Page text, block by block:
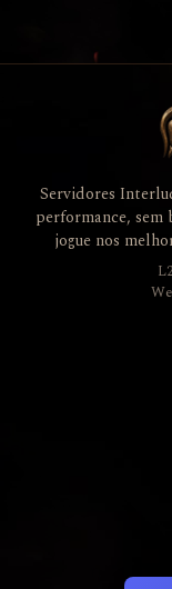
Servidores
performance, sem
jogue nos